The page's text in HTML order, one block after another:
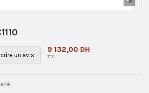
un avis
9 132,00 DH
TTC